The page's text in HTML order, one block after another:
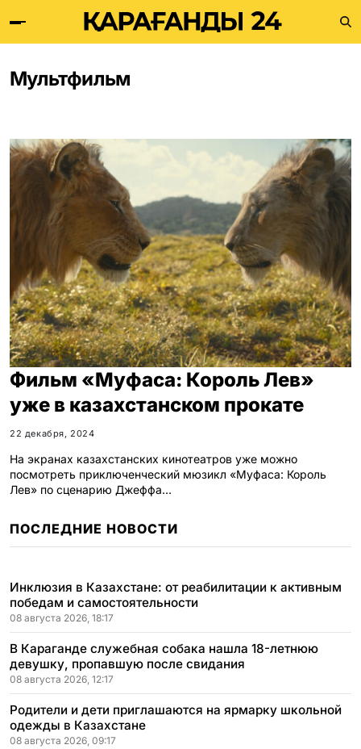
Мультфильм
Фильм «Муфаса: Король Лев»
уже в казахстанском прокате
22 декабря, 2024
На экранах казахстанских кинотеатров уже можно
посмотреть приключенческий мюзикл «Муфаса: Король
Лев» по сценарию Джеффа…
ПОСЛЕДНИЕ НОВОСТИ
Инклюзия в Казахстане: от реабилитации к активным
победам и самостоятельности
08 августа 2026, 18:17
В Караганде служебная собака нашла 18-летнюю
девушку, пропавшую после свидания
08 августа 2026, 12:17
Родители и дети приглашаются на ярмарку школьной
одежды в Казахстане
08 августа 2026, 09:17